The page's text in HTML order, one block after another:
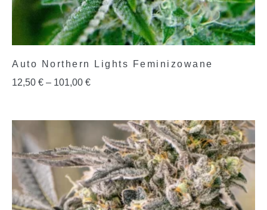
Auto Northern Lights Feminizowane
12,50 € – 101,00 €